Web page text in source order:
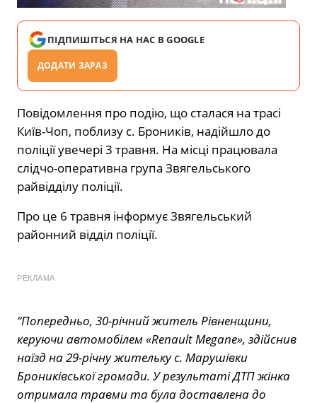
ПІДПИШІТЬСЯ НА НАС В GOOGLE
ДОДАТИ ЗАРАЗ
Повідомлення про подію, що сталася на трасі
Київ-Чоп, поблизу с. Броників, надійшло до
поліції увечері 3 травня. На місці працювала
слідчо-оперативна група Звягельського
райвідділу поліції.
Про це 6 травня інформує Звягельський
районний відділ поліції.
РЕКЛАМА
“Попередньо, 30-річний житель Рівненщини,
керуючи автомобілем «Renault Megane», здійснив
наїзд на 29-річну жительку с. Марушівки
Брониківської громади. У результаті ДТП жінка
отримала травми та була доставлена до